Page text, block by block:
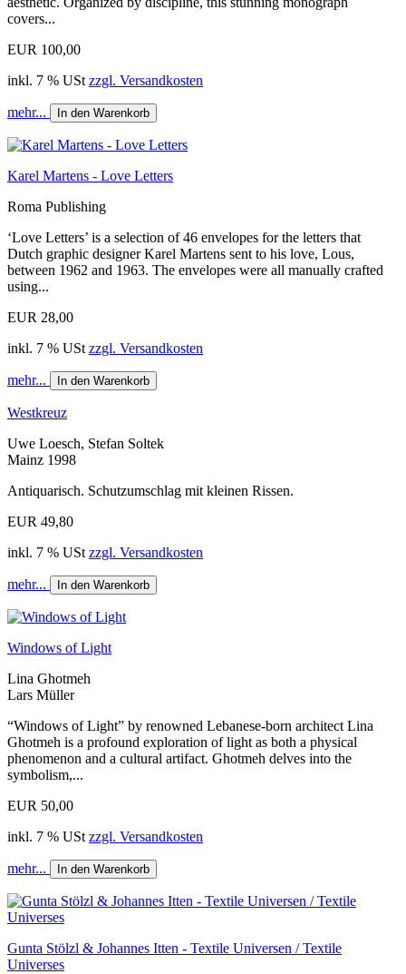
covers...
EUR 100,00
inkl. 7 % USt zzgl. Versandkosten
mehr... In den Warenkorb
Karel Martens - Love Letters
Roma Publishing
‘Love Letters’ is a selection of 46 envelopes for the letters that
Dutch graphic designer Karel Martens sent to his love, Lous,
between 1962 and 1963. The envelopes were all manually crafted
using...
EUR 28,00
inkl. 7 % USt zzgl. Versandkosten
mehr... In den Warenkorb
Westkreuz
Uwe Loesch, Stefan Soltek
Mainz 1998
Antiquarisch. Schutzumschlag mit kleinen Rissen.
EUR 49,80
inkl. 7 % USt zzgl. Versandkosten
mehr... In den Warenkorb
Windows of Light
Lina Ghotmeh
Lars Müller
“Windows of Light” by renowned Lebanese-born architect Lina
Ghotmeh is a profound exploration of light as both a physical
phenomenon and a cultural artifact. Ghotmeh delves into the
symbolism,...
EUR 50,00
inkl. 7 % USt zzgl. Versandkosten
mehr... In den Warenkorb
Gunta Stölzl & Johannes Itten - Textile Universen / Textile
Universes